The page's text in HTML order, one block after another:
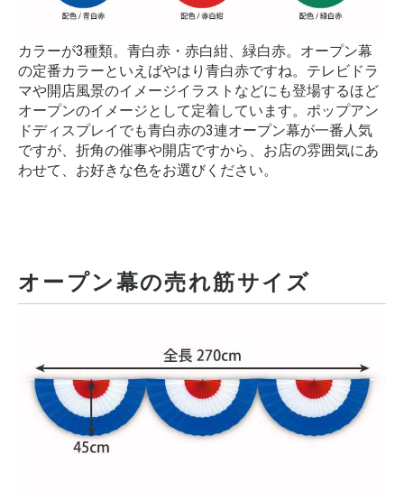
カラーが3種類。青白赤・赤白紺、緑白赤。オープン幕
の定番カラーといえばやはり青白赤ですね。テレビドラ
マや開店風景のイメージイラストなどにも登場するほど
オープンのイメージとして定着しています。ポップアン
ドディスプレイでも青白赤の3連オープン幕が一番人気
ですが、折角の催事や開店ですから、お店の雰囲気にあ
わせて、お好きな色をお選びください。
オープン幕の売れ筋サイズ